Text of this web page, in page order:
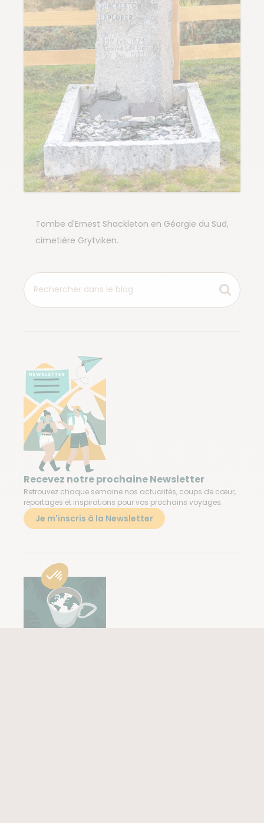
Tombe d'Ernest Shackleton en Géorgie du Sud,
cimetière Grytviken.
Recevez notre prochaine Newsletter
Retrouvez chaque semaine nos actualités, coups de cœur,
reportages et inspirations pour vos prochains voyages.
Je m'inscris à la Newsletter